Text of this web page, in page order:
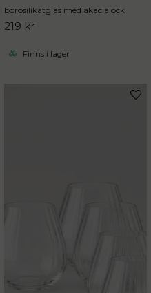
borosilikatglas med akacialock
219 kr
Finns i lager